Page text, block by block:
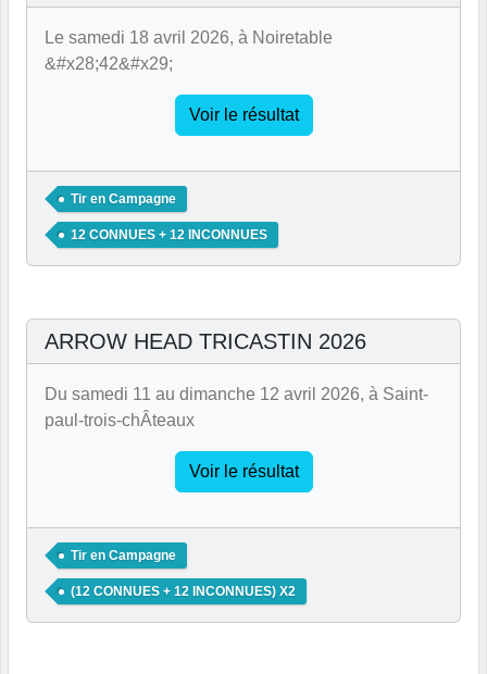
Le samedi 18 avril 2026, à Noiretable
&#x28;42&#x29;
Voir le résultat
Tir en Campagne
12 CONNUES + 12 INCONNUES
ARROW HEAD TRICASTIN 2026
Du samedi 11 au dimanche 12 avril 2026, à Saint-
paul-trois-chÂteaux
Voir le résultat
Tir en Campagne
(12 CONNUES + 12 INCONNUES) X2